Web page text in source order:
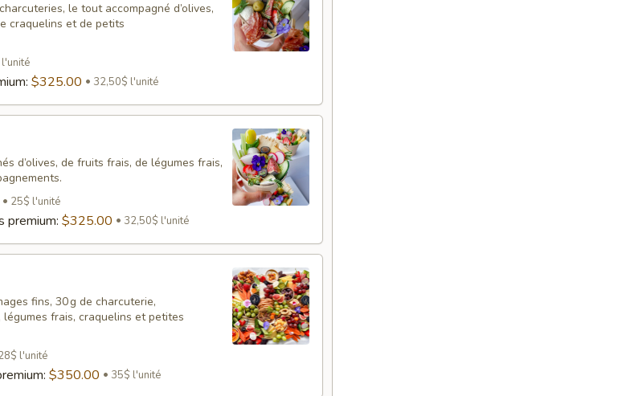
le tout accompagné d’olives,
craquelins et de petits
$325.00 32,50$ l'unité
d’olives, de fruits frais, de légumes frais,
25$ l'unité
premium: $325.00 32,50$ l'unité
fins, 30 g de charcuterie,
légumes frais, craquelins et petites
l'unité
$350.00 35$ l'unité